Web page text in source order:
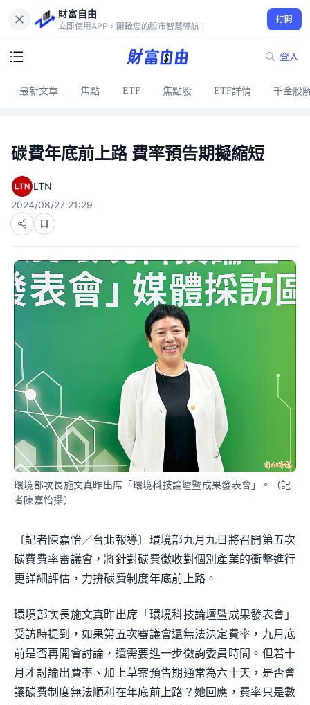
財富自由
立即使用APP，開啟您的股市智慧導航！
打開
登入
最新文章 焦點 ETF 焦點股 ETF詳情 千金股
碳費年底前上路 費率預告期擬縮短
LTN
2024/08/27 21:29
環境部次長施文真昨出席「環境科技論壇暨成果發表會」。（記
者陳嘉怡攝）
〔記者陳嘉怡／台北報導〕環境部九月九日將召開第五次
碳費費率審議會，將針對碳費徵收對個別產業的衝擊進行
更詳細評估，力拚碳費制度年底前上路。
環境部次長施文真昨出席「環境科技論壇暨成果發表會」
受訪時提到，如果第五次審議會還無法決定費率，九月底
前是否再開會討論，還需要進一步徵詢委員時間。但若十
月才討論出費率、加上草案預告期通常為六十天，是否會
讓碳費制度無法順利在年底前上路？她回應，費率只是數